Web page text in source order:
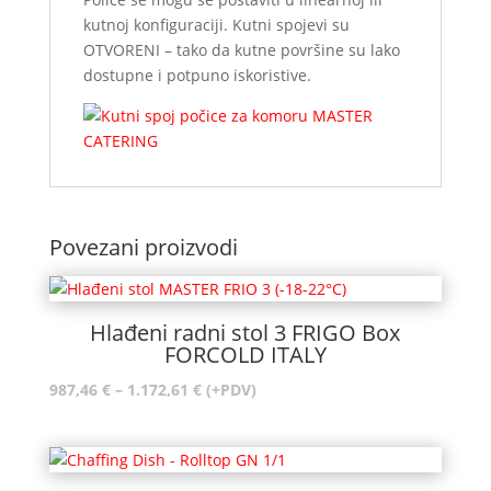
kutnoj konfiguraciji. Kutni spojevi su
OTVORENI – tako da kutne površine su lako
dostupne i potpuno iskoristive.
Povezani proizvodi
Hlađeni radni stol 3 FRIGO Box
FORCOLD ITALY
987,46 € – 1.172,61 €Raspon
987,46 €
(+PDV)